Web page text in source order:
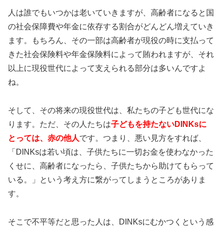
人は誰でもいつかは老いていきますが、高齢者になると国
の社会保障費や年金に依存する割合がどんどん増えていき
ます。もちろん、その一部は高齢者が現役の時に支払って
きた社会保険料や年金保険料によって賄われますが、それ
以上に現役世代によって支えられる部分は多いんですよ
ね。
そして、その将来の現役世代は、私たちの子ども世代にな
ります。ただ、その人たちは子どもを持たないDINKsに
とっては、赤の他人です。つまり、悪い見方をすれば、
「DINKsは若い頃は、子供たちに一切お金を使わなかった
くせに、高齢者になったら、子供たちから助けてもらって
いる。」という考え方に繋がってしまうところがありま
す。
そこで不平等だと思った人は、DINKsにむかつくという感